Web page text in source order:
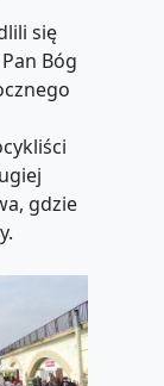
się
Bóg
gdzie